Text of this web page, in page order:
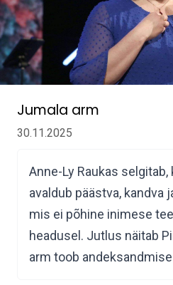
Jumala arm
30.11.2025
Anne-Ly Raukas
avaldub päästva, kandva
mis ei põhine inimese
headusel. Jutlus näitab
arm toob